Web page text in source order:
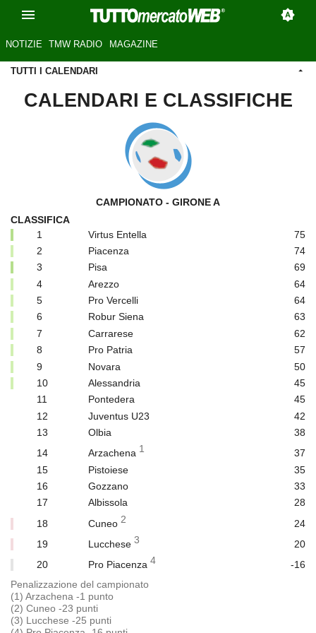
NOTIZIE TMW RADIO MAGAZINE
TUTTI I CALENDARI
CALENDARI E CLASSIFICHE
CAMPIONATO - GIRONE A
CLASSIFICA
1
Virtus Entella
75
2
Piacenza
74
3
Pisa
69
4
Arezzo
64
5
Pro Vercelli
64
6
Robur Siena
63
7
Carrarese
62
8
Pro Patria
57
9
Novara
50
10
Alessandria
45
11
Pontedera
45
12
Juventus U23
42
13
Olbia
38
14
Arzachena 1
37
15
Pistoiese
35
16
Gozzano
33
17
Albissola
28
18
Cuneo2
24
19
Lucchese3
20
20
Pro Piacenza4
-16
Penalizzazione del campionato
(1) Arzachena -1 punto
(2) Cuneo -23 punti
(3) Lucchese -25 punti